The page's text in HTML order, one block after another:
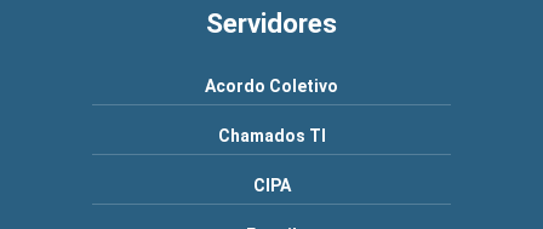
Servidores
Acordo Coletivo
Chamados TI
CIPA